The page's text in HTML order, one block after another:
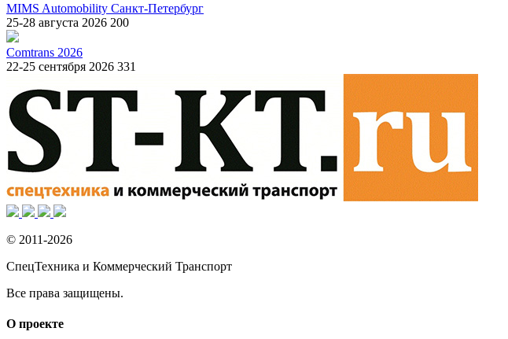
MIMS Automobility Санкт-Петербург
25-28 августа 2026 200
Comtrans 2026
22-25 сентября 2026 331
© 2011-2026
СпецТехника и Коммерческий Транспорт
Все права защищены.
О проекте